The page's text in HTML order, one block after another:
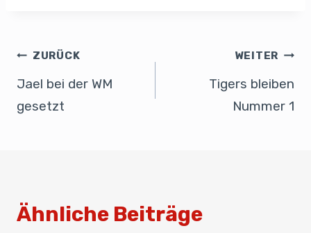
b
o
o
n
ZURÜCK
Jael bei der WM
gesetzt
WEITER
Tigers bleiben
Nummer 1
Ähnliche Beiträge